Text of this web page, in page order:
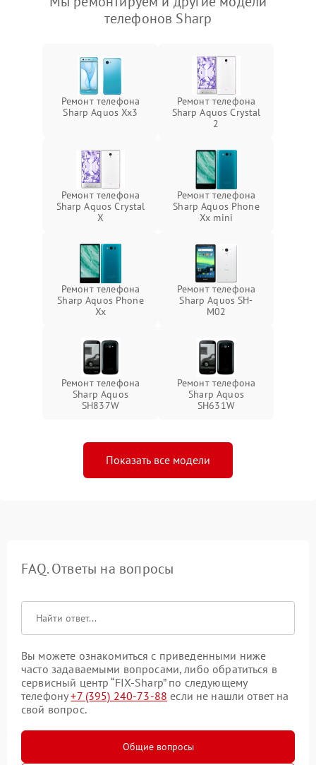
телефонов Sharp
Ремонт телефона
Sharp Aquos Xx3
Ремонт телефона
Sharp Aquos Crystal
2
Ремонт телефона
Sharp Aquos Crystal
X
Ремонт телефона
Sharp Aquos Phone
Xx mini
Ремонт телефона
Sharp Aquos Phone
Xx
Ремонт телефона
Sharp Aquos SH-
M02
Ремонт телефона
Sharp Aquos
SH837W
Ремонт телефона
Sharp Aquos
SH631W
Показать все модели
FAQ. Ответы на вопросы
Вы можете ознакомиться с приведенными ниже
часто задаваемыми вопросами, либо обратиться в
сервисный центр “FIX-Sharp” по следующему
телефону+7 (395) 240-73-88 если не нашли ответ на
свой вопрос.
Общие вопросы